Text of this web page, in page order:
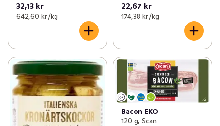
32,13 kr
642,60 kr /kg
22,67 kr
174,38 kr /kg
Bacon EKO
120 g, Scan